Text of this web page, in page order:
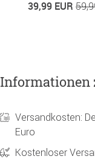
39,99 EUR
Informationen
Versandkosten:
Euro
Kostenloser